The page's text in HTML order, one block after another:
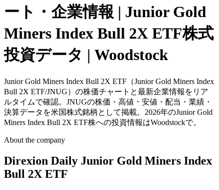
ート・企業情報 | Junior Gold
Miners Index Bull 2X ETF株式
投資データ | Woodstock
Junior Gold Miners Index Bull 2X ETF（Junior Gold Miners Index
Bull 2X ETF/JNUG）の株価チャートと最新企業情報をリア
ルタイムで確認。JNUGの株価・高値・安値・配当・業績・
決算データを米国株式銘柄として掲載。2026年のJunior Gold
Miners Index Bull 2X ETF株への投資情報はWoodstockで。
About the company
Direxion Daily Junior Gold Miners Index
Bull 2X ETF